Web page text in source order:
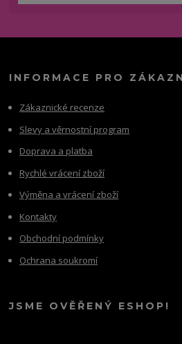
INFORMACE PRO
Zákaznické recenze
Slevy a věrnostní program
Doprava a platba
Rychlé vrácení zboží
Výměna a vrácení zboží
Kontakty
Obchodní podmínky
Ochrana soukromí
JSME OVĚŘENÝ ESHOP!